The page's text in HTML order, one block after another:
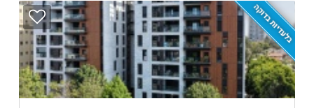
בלעדיות בדוקה